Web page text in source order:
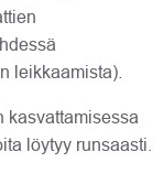
leikkaamista).
kasvattamisessa
löytyy runsaasti.